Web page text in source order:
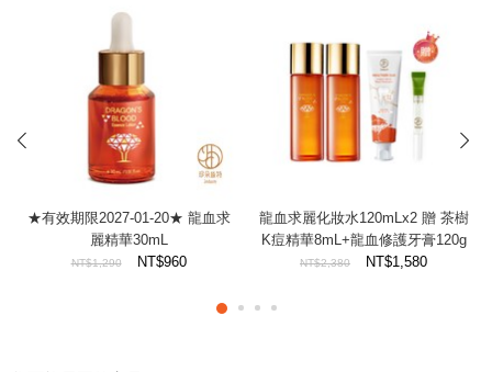
★有效期限2027-01-20★ 龍血求
麗精華30mL
NT$1,290 NT$960
龍血求麗化妝水120mLx2 贈 茶樹
K痘精華8mL+龍血修護牙膏120g
NT$2,380 NT$1,580